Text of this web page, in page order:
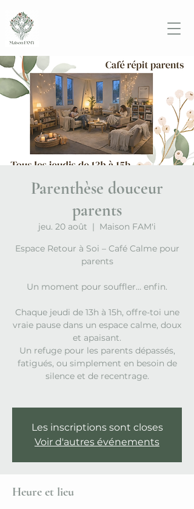
Parenthèse douceur
parents
jeu. 20 août
  |
Maison FAM'i
Espace Retour à Soi – Café Calme pour
parents
Un moment pour souffler… enfin.
Chaque jeudi de 13h à 15h, offre-toi une
vraie pause dans un espace calme, doux
et apaisant.
Un refuge pour les parents dépassés,
fatigués, ou simplement en besoin de
silence et de recentrage.
Les inscriptions sont closes
Voir d'autres événements
Heure et lieu